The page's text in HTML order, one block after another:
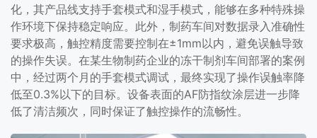
化，其产品线支持手套模式和湿手模式，能够在多种特殊操
作环境下保持稳定响应。此外，制药车间对数据录入准确性
要求极高，触控精度需要控制在±1mm以内，避免误触导致
的操作失误。在某生物制药企业的冻干制剂车间部署的案例
中，经过两个月的手套模式调试，最终实现了操作误触率降
低至0.3%以下的目标。设备表面的AF防指纹涂层进一步降
低了清洁频次，同时保证了触控操作的流畅性。